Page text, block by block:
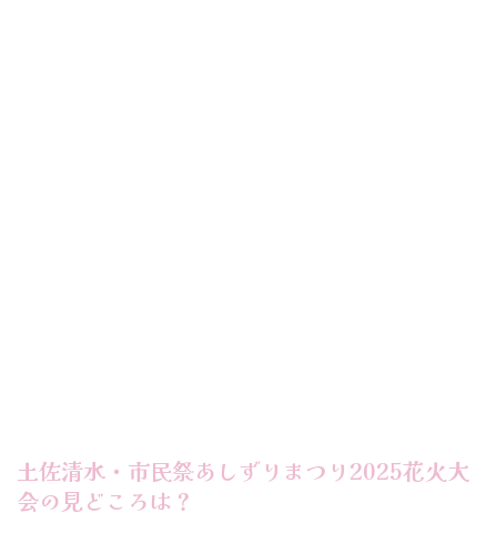
土佐清水・市民祭あしずりまつり2025花火大
会の見どころは？